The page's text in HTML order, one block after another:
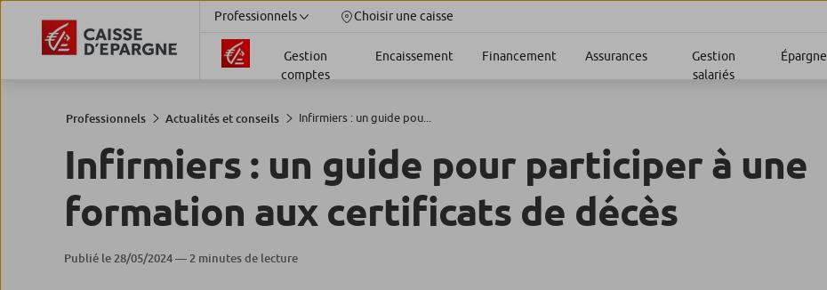
Professionnels Choisir une caisse
Gestion
comptes
Encaissement Financement Assurances
Gestion
salariés
Épargne
Professionnels Actualités et conseils Infirmiers : un guide pou...
Infirmiers : un guide pour participer à une
formation aux certificats de décès
Publié le 28/05/2024 — 2 minutes de lecture